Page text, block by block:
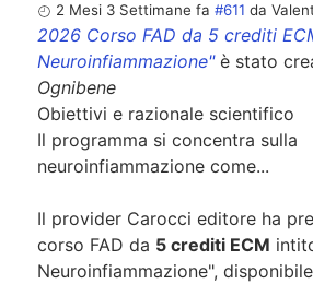
2 Mesi 3 Settimane fa #611 da
2026 Corso FAD da 5 crediti
Neuroinfiammazione"è stato
Ognibene
Obiettivi e razionale scientifico
Il programma si concentra sulla
neuroinfiammazione come...
Il provider Carocci editore ha
corso FAD da 5 crediti ECM
Neuroinfiammazione",